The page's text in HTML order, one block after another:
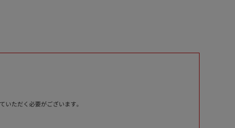
ただく必要がございます。